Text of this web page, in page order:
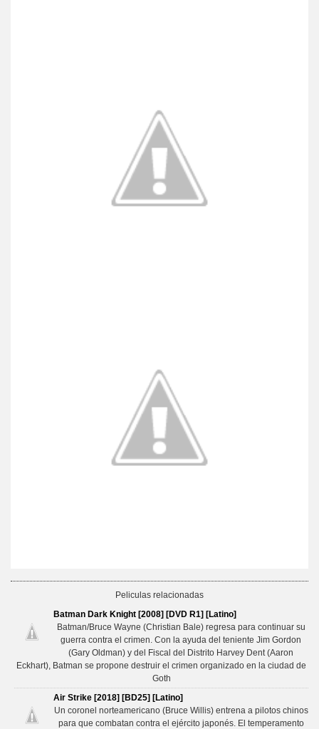
Peliculas relacionadas
Batman Dark Knight [2008] [DVD R1] [Latino]
Batman/Bruce Wayne (Christian Bale) regresa para continuar su
guerra contra el crimen. Con la ayuda del teniente Jim Gordon
(Gary Oldman) y del Fiscal del Distrito Harvey Dent (Aaron
Eckhart), Batman se propone destruir el crimen organizado en la ciudad de
Goth
Air Strike [2018] [BD25] [Latino]
Un coronel norteamericano (Bruce Willis) entrena a pilotos chinos
para que combatan contra el ejército japonés. El temperamento